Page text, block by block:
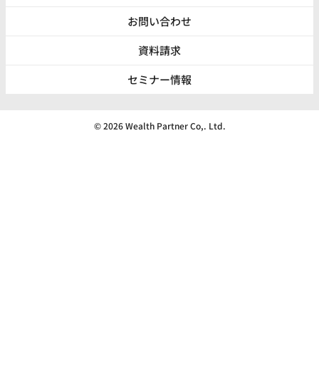
お問い合わせ
資料請求
セミナー情報
© 2026 Wealth Partner Co,. Ltd.